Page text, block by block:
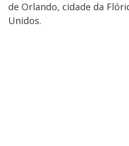
de Orlando, cidade da
Unidos.